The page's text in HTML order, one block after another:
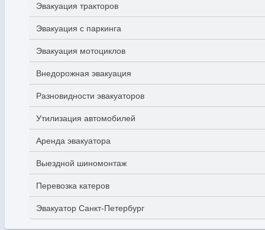
Эвакуация тракторов
Эвакуация с паркинга
Эвакуация мотоциклов
Внедорожная эвакуация
Разновидности эвакуаторов
Утилизация автомобилей
Аренда эвакуатора
Выездной шиномонтаж
Перевозка катеров
Эвакуатор Санкт-Петербург